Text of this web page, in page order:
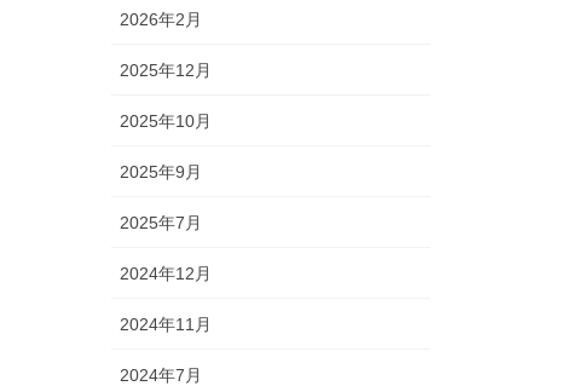
2026年2月
2025年12月
2025年10月
2025年9月
2025年7月
2024年12月
2024年11月
2024年7月